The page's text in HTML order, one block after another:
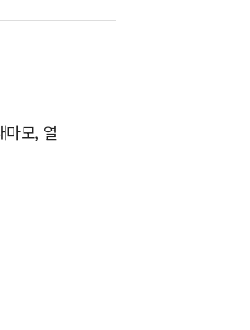
마모, 열